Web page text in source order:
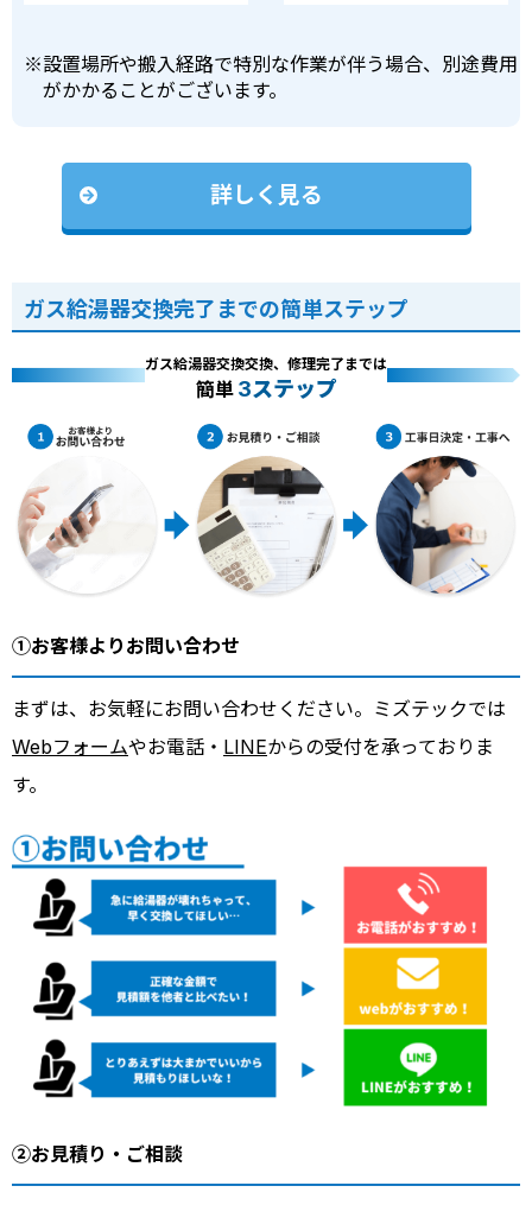
※設置場所や搬入経路で特別な作業が伴う場合、別途費用
がかかることがございます。
詳しく見る
ガス給湯器交換完了までの簡単ステップ
ガス給湯器交換交換、修理完了までは
簡単 3ステップ
①お客様よりお問い合わせ
まずは、お気軽にお問い合わせください。ミズテックでは
Webフォームやお電話・ LINEからの受付を承っておりま
す。
②お見積り・ご相談